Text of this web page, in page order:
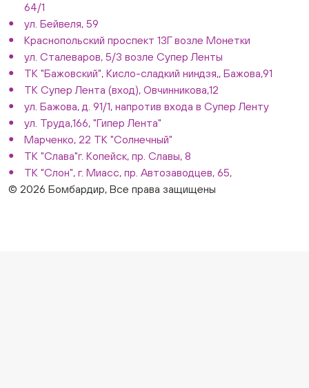
64/1
ул. Бейвеля, 59
Краснопольский проспект 13Г возле Монетки
ул. Сталеваров, 5/3 возле Супер Ленты
ТК "Бажовский", Кисло-сладкий ниндзя,, Бажова,91
ТК Супер Лента (вход), Овчинникова,12
ул. Бажова, д. 91/1, напротив входа в Супер Ленту
ул. Труда,166, "Гипер Лента"
Марченко, 22 ТК "Солнечный"
ТК "Слава"г. Копейск, пр. Славы, 8
ТК "Слон", г. Миасс, пр. Автозаводцев, 65,
© 2026 Бомбардир, Все права защищены